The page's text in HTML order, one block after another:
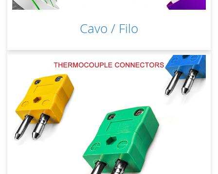
Cavo / Filo